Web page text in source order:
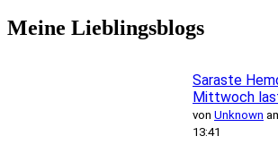
Meine Lieblingsblogs
Saraste
Mittwoch
von Unknown
13:41